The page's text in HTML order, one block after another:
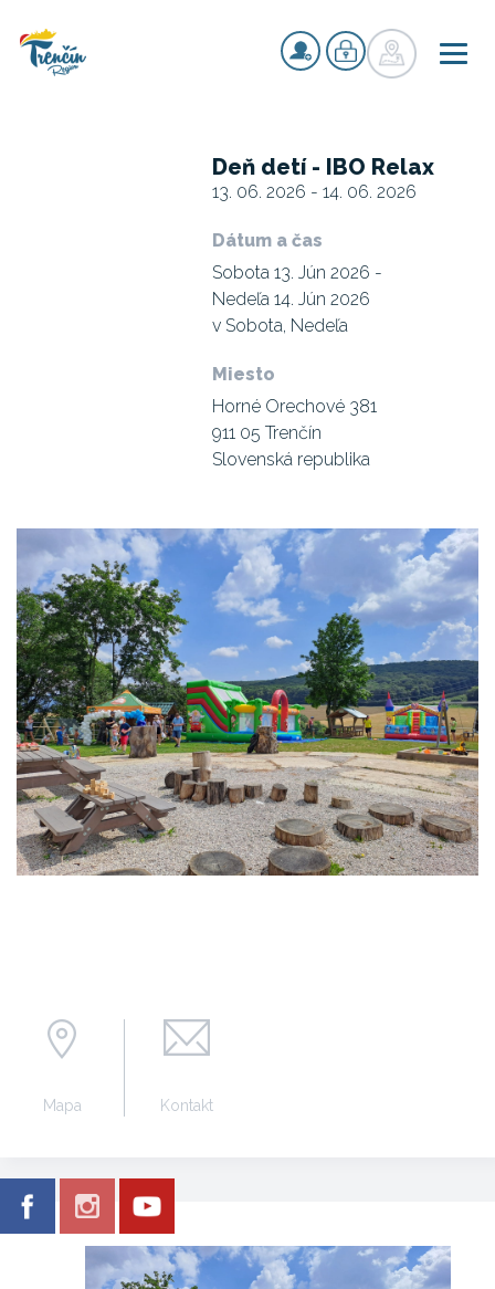
Deň detí - IBO Relax
13. 06. 2026 - 14. 06. 2026
Dátum a čas
Sobota 13. Jún 2026 -
Nedeľa 14. Jún 2026
v Sobota, Nedeľa
Miesto
Horné Orechové 381
911 05 Trenčín
Slovenská republika
Mapa Kontakt